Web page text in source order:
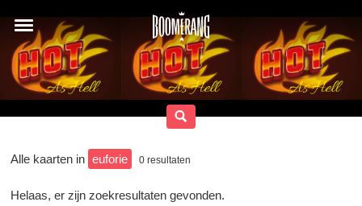
Alle kaarten in euforie 0 resultaten
Helaas, er zijn zoekresultaten gevonden.